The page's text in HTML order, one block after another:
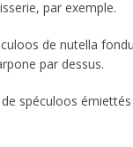
par exemple.
de nutella
par dessus.
spéculoos